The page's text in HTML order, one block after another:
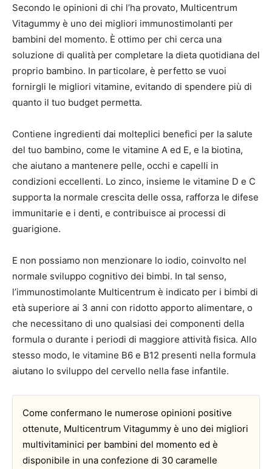
Secondo le opinioni di chi l’ha provato, Multicentrum
Vitagummy è uno dei migliori immunostimolanti per
bambini del momento. È ottimo per chi cerca una
soluzione di qualità per completare la dieta quotidiana del
proprio bambino. In particolare, è perfetto se vuoi
fornirgli le migliori vitamine, evitando di spendere più di
quanto il tuo budget permetta.
Contiene ingredienti dai molteplici benefici per la salute
del tuo bambino, come le vitamine A ed E, e la biotina,
che aiutano a mantenere pelle, occhi e capelli in
condizioni eccellenti. Lo zinco, insieme le vitamine D e C
supporta la normale crescita delle ossa, rafforza le difese
immunitarie e i denti, e contribuisce ai processi di
guarigione.
E non possiamo non menzionare lo iodio, coinvolto nel
normale sviluppo cognitivo dei bimbi. In tal senso,
l’immunostimolante Multicentrum è indicato per i bimbi di
età superiore ai 3 anni con ridotto apporto alimentare, o
che necessitano di uno qualsiasi dei componenti della
formula o durante i periodi di maggiore attività fisica. Allo
stesso modo, le vitamine B6 e B12 presenti nella formula
aiutano lo sviluppo del cervello nella fase infantile.
Come confermano le numerose opinioni positive
ottenute, Multicentrum Vitagummy è uno dei migliori
multivitaminici per bambini del momento ed è
disponibile in una confezione di 30 caramelle